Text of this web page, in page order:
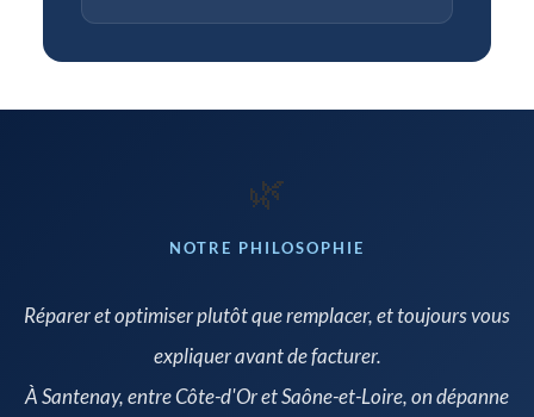
🌿
NOTRE PHILOSOPHIE
Réparer et optimiser plutôt que remplacer, et toujours vous
expliquer avant de facturer.
À Santenay, entre Côte-d'Or et Saône-et-Loire, on dépanne